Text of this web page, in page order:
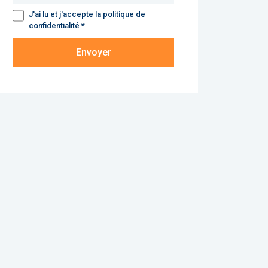
J'ai lu et j'accepte la politique de
confidentialité *
Envoyer